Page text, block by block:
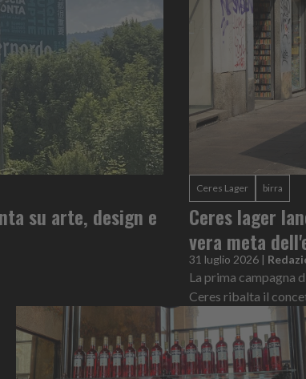
su arte, design e
Ceres Lager birra
Ceres lager
vera meta
31 luglio 2026 |
La prima campagna
Ceres ribalta il